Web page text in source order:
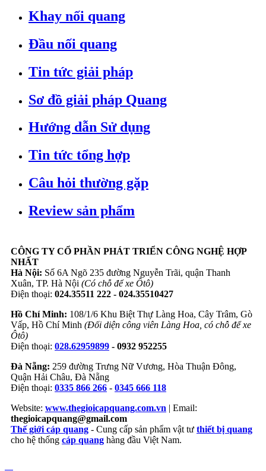
Khay nối quang
Đầu nối quang
Tin tức giải pháp
Sơ đồ giải pháp Quang
Hướng dẫn Sử dụng
Tin tức tổng hợp
Câu hỏi thường gặp
Review sản phẩm
CÔNG TY CỔ PHẦN PHÁT TRIỂN CÔNG NGHỆ HỢP
NHẤT
Hà Nội: Số 6A Ngõ 235 đường Nguyễn Trãi, quận Thanh
Xuân, TP. Hà Nội (Có chỗ để xe Ôtô)
Điện thoại: 024.35511 222 - 024.35510427
Hồ Chí Minh: 108/1/6 Khu Biệt Thự Làng Hoa, Cây Trâm, Gò
Vấp, Hồ Chí Minh (Đối diện công viên Làng Hoa, có chỗ để xe
Ôtô)
Điện thoại: 028.62959899 - 0932 952255
Đà Nẵng: 259 đường Trưng Nữ Vương, Hòa Thuận Đông,
Quận Hải Châu, Đà Nẵng
Điện thoại: 0335 866 266 - 0345 666 118
Website: www.thegioicapquang.com.vn | Email:
thegioicapquang@gmail.com
Thế giới cáp quang - Cung cấp sản phẩm vật tư thiết bị quang
cho hệ thống cáp quang hàng đầu Việt Nam.